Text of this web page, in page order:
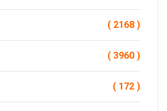
( 2168 )
( 3960 )
( 172 )